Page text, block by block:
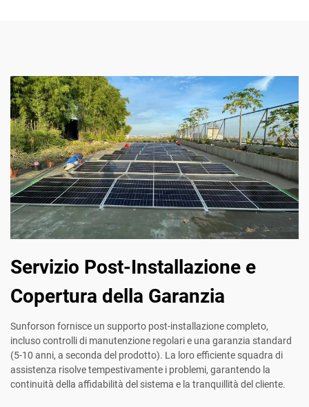
Servizio Post-Installazione e
Copertura della Garanzia
Sunforson fornisce un supporto post-installazione completo,
incluso controlli di manutenzione regolari e una garanzia standard
(5-10 anni, a seconda del prodotto). La loro efficiente squadra di
assistenza risolve tempestivamente i problemi, garantendo la
continuità della affidabilità del sistema e la tranquillità del cliente.